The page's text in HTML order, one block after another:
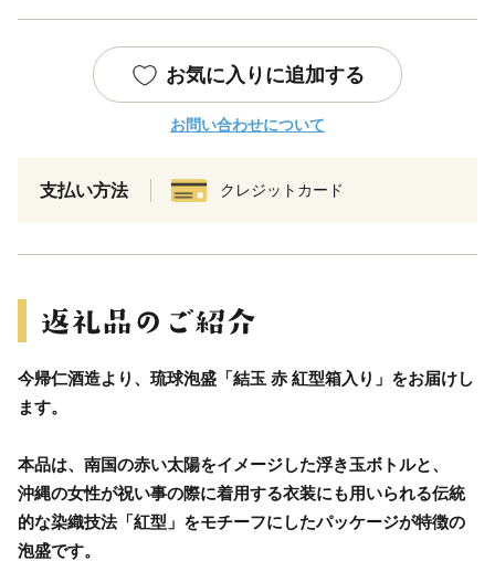
お気に入りに追加する
お問い合わせについて
支払い方法 クレジットカード
今帰仁酒造より、琉球泡盛「結玉 赤 紅型箱入り」をお届けし
ます。
本品は、南国の赤い太陽をイメージした浮き玉ボトルと、
沖縄の女性が祝い事の際に着用する衣装にも用いられる伝統
的な染織技法「紅型」をモチーフにしたパッケージが特徴の
泡盛です。